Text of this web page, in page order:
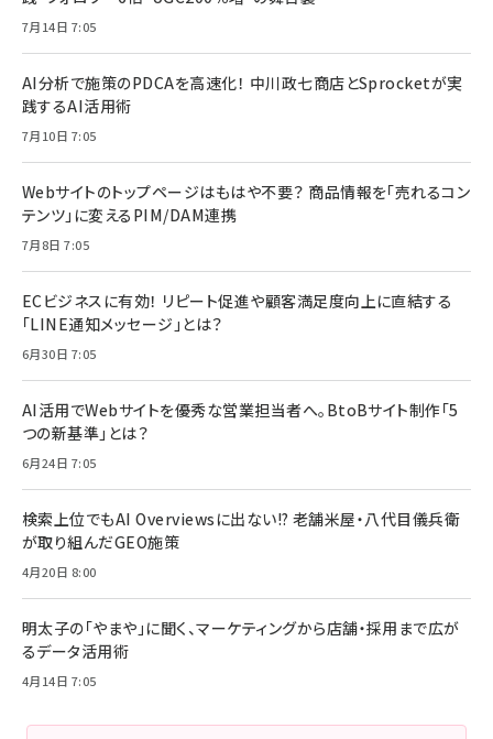
7月14日 7:05
AI分析で施策のPDCAを高速化！ 中川政七商店とSprocketが実
践するAI活用術
7月10日 7:05
Webサイトのトップページはもはや不要？ 商品情報を「売れるコン
テンツ」に変えるPIM/DAM連携
7月8日 7:05
ECビジネスに有効！ リピート促進や顧客満足度向上に直結する
「LINE通知メッセージ」とは？
6月30日 7:05
AI活用でWebサイトを優秀な営業担当者へ。BtoBサイト制作「5
つの新基準」とは？
6月24日 7:05
検索上位でもAI Overviewsに出ない!? 老舗米屋・八代目儀兵衛
が取り組んだGEO施策
4月20日 8:00
明太子の「やまや」に聞く、マーケティングから店舗・採用まで広が
るデータ活用術
4月14日 7:05